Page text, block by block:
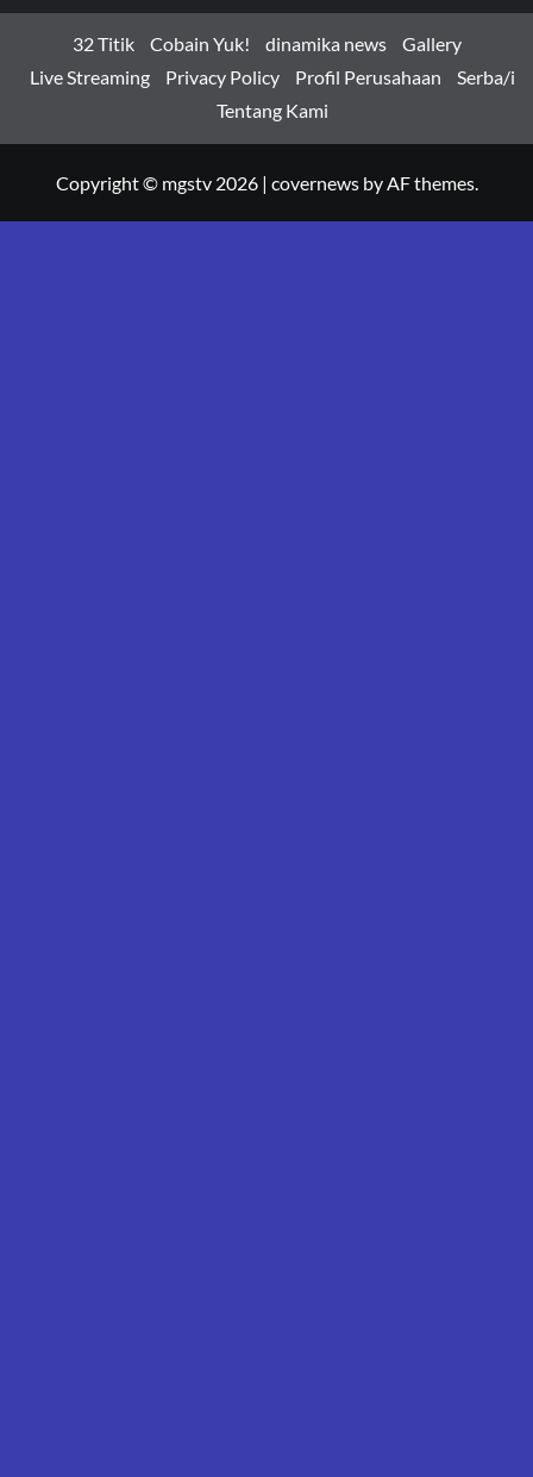
32 Titik Cobain Yuk! dinamika news
Gallery
Live Streaming
Privacy Policy Profil Perusahaan
Serba/i
Tentang Kami
Copyright © mgstv 2026 | covernewsby AF themes.